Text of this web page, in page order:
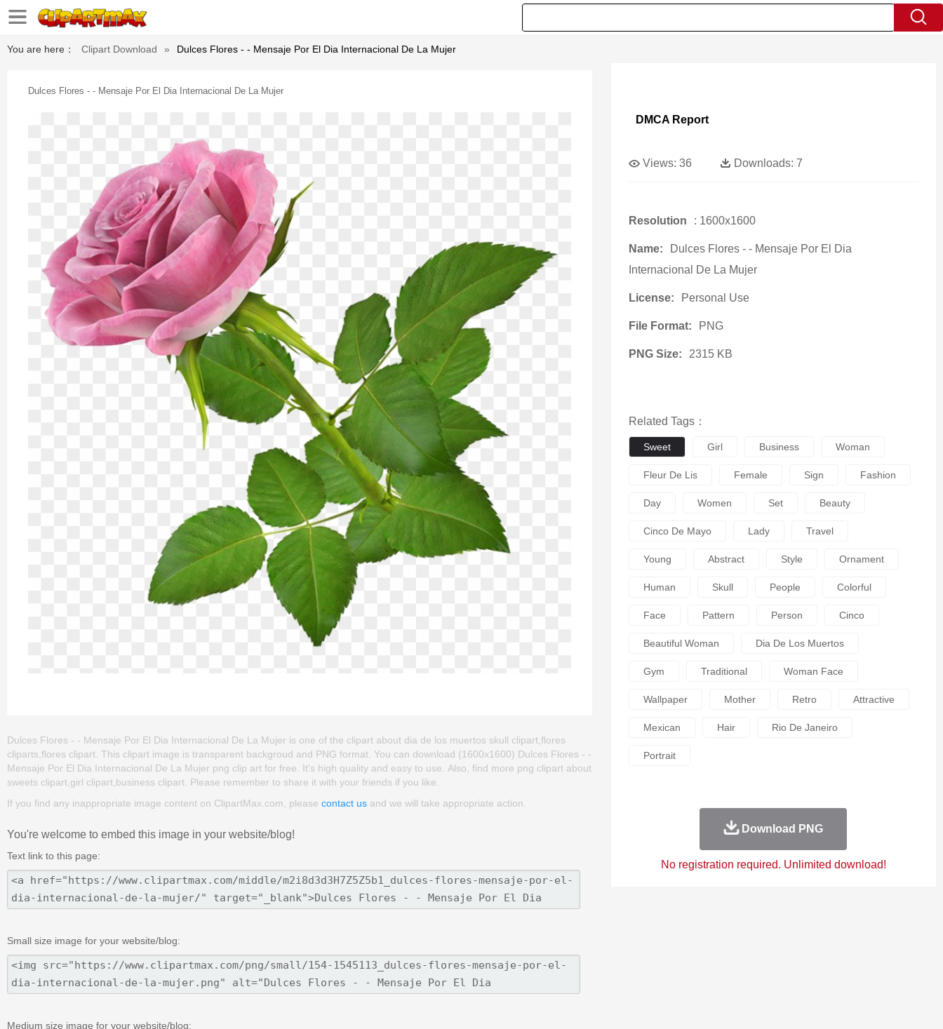
You are here： Clipart Download » Dulces Flores - - Mensaje Por El Dia Internacional De La Mujer
Dulces Flores - - Mensaje Por El Dia Internacional De La Mujer
Dulces Flores - - Mensaje Por El Dia Internacional De La Mujer is one of the clipart about dia de los muertos skull clipart,flores
cliparts,flores clipart. This clipart image is transparent backgroud and PNG format. You can download (1600x1600) Dulces Flores - -
Mensaje Por El Dia Internacional De La Mujer png clip art for free. It's high quality and easy to use. Also, find more png clipart about
sweets clipart,girl clipart,business clipart. Please remember to share it with your friends if you like.
If you find any inappropriate image content on ClipartMax.com, please contact us and we will take appropriate action.
You're welcome to embed this image in your website/blog!
Text link to this page:
Small size image for your website/blog:
Medium size image for your website/blog:
DMCA Report
Views: 36 Downloads: 7
Resolution : 1600x1600
Name:
Dulces Flores - - Mensaje Por El Dia
Internacional De La Mujer
License: Personal Use
File Format: PNG
PNG Size: 2315 KB
Related Tags：
Sweet Girl Business Woman
Fleur De Lis Female Sign Fashion
Day Women Set Beauty
Cinco De Mayo Lady Travel
Young Abstract Style Ornament
Human Skull People Colorful
Face Pattern Person Cinco
Beautiful Woman Dia De Los Muertos
Gym Traditional Woman Face
Wallpaper Mother Retro Attractive
Mexican Hair Rio De Janeiro
Portrait
Download PNG
No registration required. Unlimited download!